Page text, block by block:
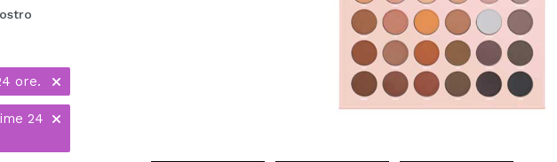
CREARE UN
ore.
24